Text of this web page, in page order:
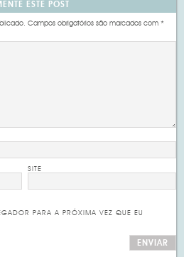
ESTE POST
Campos obrigatórios são marcados com*
SITE
PARA A PRÓXIMA VEZ QUE EU